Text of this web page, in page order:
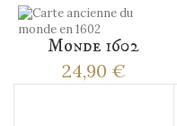
Monde 1602
24,90 €